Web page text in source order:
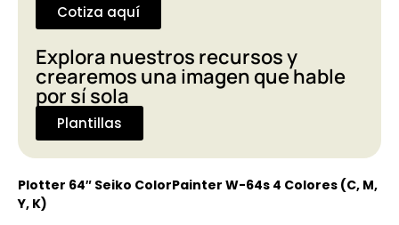
Cotiza aquí
Explora nuestros recursos y
crearemos una imagen que hable
por sí sola
Plantillas
Plotter 64″ Seiko ColorPainter W-64s 4 Colores (C, M,
Y, K)